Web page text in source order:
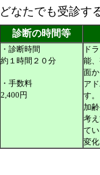
どなたでも受診す
診断の時間等
・診断時間
約１時間２０分
・手数料
2,400円
ド
能
面
ア
す。
加
考
て
変